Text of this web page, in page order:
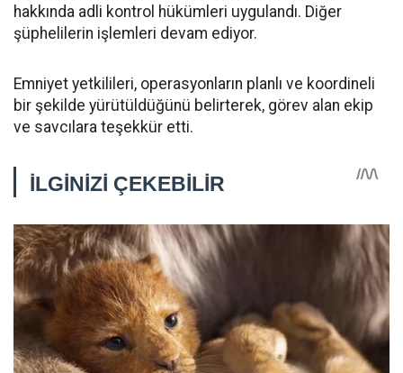
hakkında adli kontrol hükümleri uygulandı. Diğer
şüphelilerin işlemleri devam ediyor.
Emniyet yetkilileri, operasyonların planlı ve koordineli
bir şekilde yürütüldüğünü belirterek, görev alan ekip
ve savcılara teşekkür etti.